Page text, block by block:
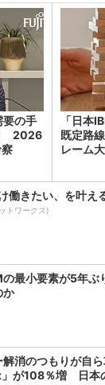
要の手
2026
「日本
既定路
レーム
働きたい、を叶え
トワークス)
の最小要素が5年
か
解消のつもりが自
が108％増 日本